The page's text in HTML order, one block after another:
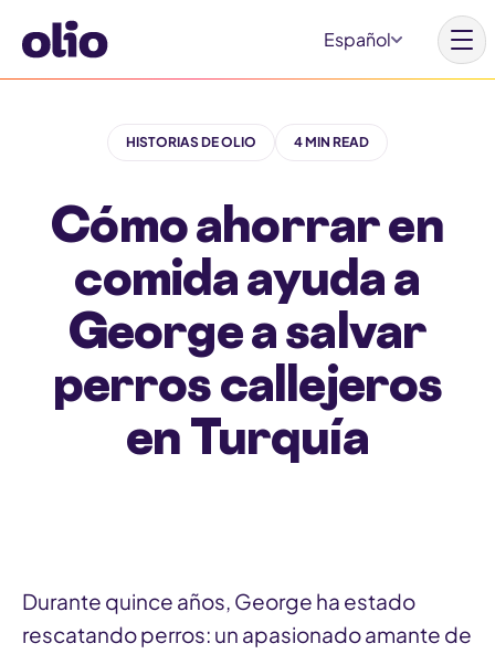
i
Español
Nuestra visión
Aprende más
Involúcrate
Por qué Olio
Nuestros aliados
Cómo ahorrar en
comida ayuda a
George a salvar
perros callejeros
en Turquía
HISTORIAS DE OLIO 4 MIN READ
Durante quince años, George ha estado
rescatando perros: un apasionado amante de